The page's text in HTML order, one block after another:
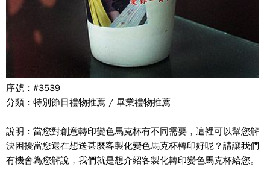
序號 : #3539
分類 : 特別節日禮物推薦 / 畢業禮物推薦
說明 : 當您對創意轉印變色馬克杯有不同需要，這裡可以幫您解
決困擾當您還在想送甚麼客製化變色馬克杯轉印好呢？請讓我們
有機會為您解說，我們就是想介紹客製化轉印變色馬克杯給您。